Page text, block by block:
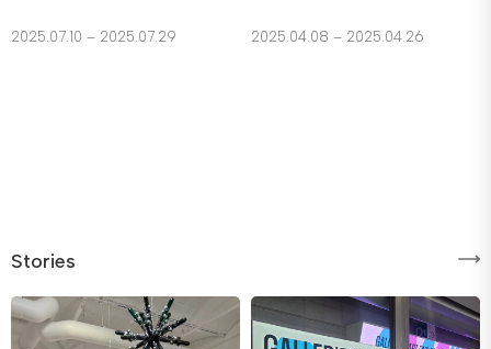
2025.07.10 – 2025.07.29 2025.04.08 – 2025.04.26
Stories